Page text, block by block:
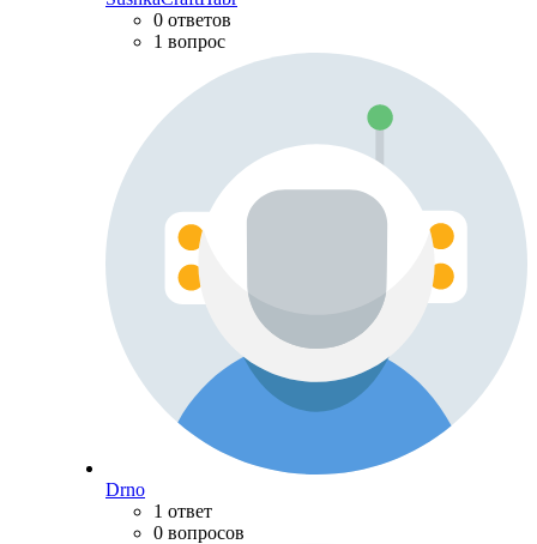
0 ответов
1 вопрос
Drno
1 ответ
0 вопросов